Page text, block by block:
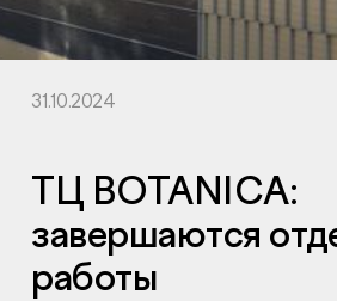
31.10.2024
ТЦ BOTANICA:
завершаются
работы